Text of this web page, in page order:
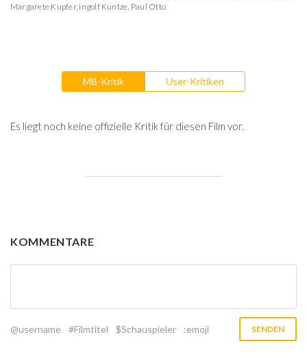
Margarete Kupfer, Ingolf Kuntze, Paul Otto
MB-Kritik User-Kritiken
Es liegt noch keine offizielle Kritik für diesen Film vor.
KOMMENTARE
@username #Filmtitel $Schauspieler :emoji